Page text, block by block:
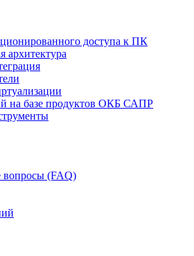
доступа к ПК
архитектура
на базе продуктов ОКБ САПР
вопросы (FAQ)